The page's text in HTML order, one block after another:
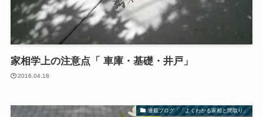
家相学上の注意点「 車庫・基礎・井戸」
2016.04.18
連載ブログ「「よくわかる家相と間取り」